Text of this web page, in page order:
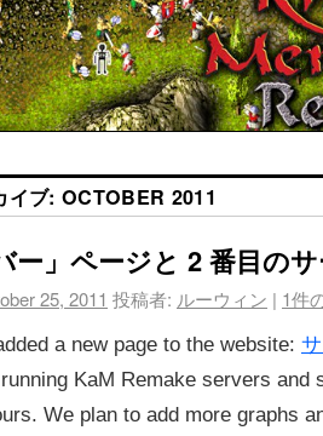
イブ: OCTOBER 2011
ー」ページと 2 番目の
25, 2011 投稿者: ルーウィン | 1件
a new page to the website:
KaM Remake servers and
We plan to add more graphs